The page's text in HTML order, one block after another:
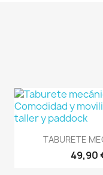
Vista
TABURETE
49,90